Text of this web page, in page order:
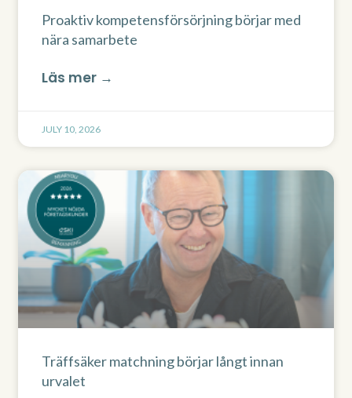
Proaktiv kompetensförsörjning börjar med
nära samarbete
Läs mer →
JULY 10, 2026
Träffsäker matchning börjar långt innan
urvalet